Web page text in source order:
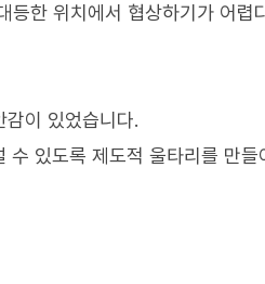
등한 위치에서 협상하기가 어렵
이 있었습니다.
있도록 제도적 울타리를 만들